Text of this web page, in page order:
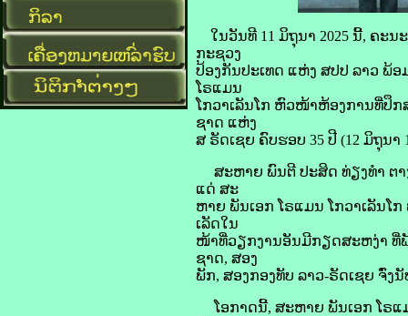
ໃນວັນທີ 11 ມິຖຸນາ 2025 ນີ້, ຄະ
ກະຊວງ
ປ້ອງກັນປະເທດ ແຫ່ງ ສປປ ລາວ ພ້
ໂຣແມນ
ໂກວາເລັນໂກ ຫົວໜ້າຫ້ອງການທີ່ປຶກ
ຊາດ ແຫ່ງ
ສ ຣັດເຊຍ ຄົບຮອບ 35 ປີ (12 ມິຖຸນາ
ສະຫາຍ ພົນຕີ ປະສິດ ທ່ຽງທໍາ ຕາ
ແດ່ ສະ
ຫາຍ ພັນເອກ ໂຣແມນ ໂກວາເລັນ
ເລັດໃນ
ໜ້າທີ່ວຽກງານອັນມີກຽດສະຫງ່າ ທີ່
ຊາດ, ສອງ
ພັກ, ສອງກອງທັບ ລາວ-ຣັດເຊຍ ຈົ່ງ
ໂອກາດນີ້, ສະຫາຍ ພັນເອກ ໂຣແ